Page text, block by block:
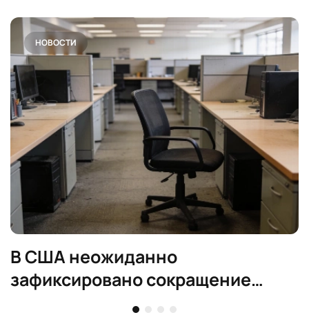
НОВОСТИ
В США неожиданно
зафиксировано сокращение
рабочих мест в июле